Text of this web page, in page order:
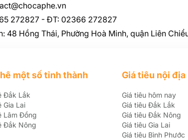
272827 - ĐT: 02366 272827
48 Hồng Thái, Phường Hoà Minh, quận Liên
một số tỉnh thành
Đắk Lắk
Gia Lai
Lâm Đồng
Đắk Nông
Giá tiêu nội địa
Giá tiêu hôm nay
Giá tiêu Đắk Lắk
Giá tiêu Đắk Nông
Giá tiêu Gia Lai
Giá tiêu Bình Phước